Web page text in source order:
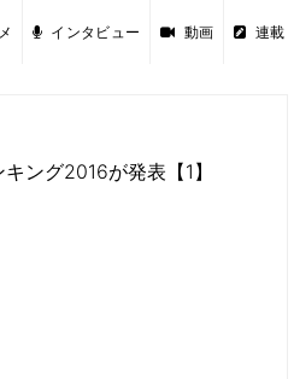
インタビュー 動画 連載
ング2016が発表【1】